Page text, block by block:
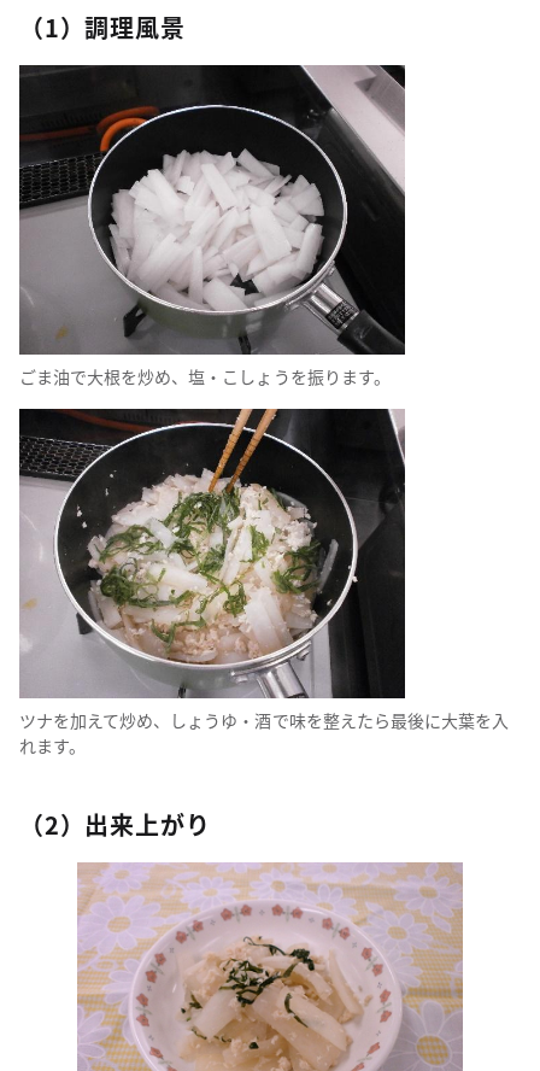
（1）調理風景
ごま油で大根を炒め、塩・こしょうを振ります。
ツナを加えて炒め、しょうゆ・酒で味を整えたら最後に大葉を入
れます。
（2）出来上がり